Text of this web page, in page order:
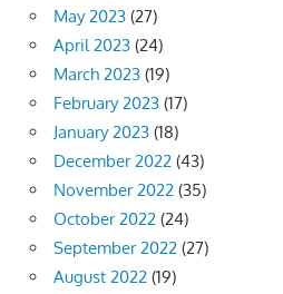
May 2023 (27)
April 2023 (24)
March 2023 (19)
February 2023 (17)
January 2023 (18)
December 2022 (43)
November 2022 (35)
October 2022 (24)
September 2022 (27)
August 2022 (19)